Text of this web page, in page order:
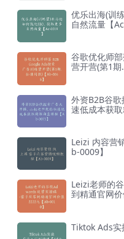
优乐出海(训
自然流量【
谷歌优化师
营开营(第1期
外资B2B谷
速低成本获
Leizi 内容营
b-0009】
Leizi老师的
到精通官网
Tiktok Ads实